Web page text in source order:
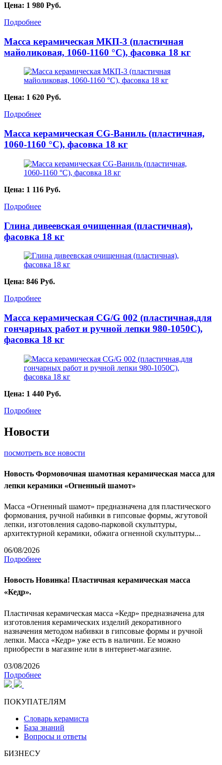
Цена: 1 980 Руб.
Подробнее
Масса керамическая МКП-3 (пластичная
майоликовая, 1060-1160 °С), фасовка 18 кг
Цена: 1 620 Руб.
Подробнее
Масса керамическая CG-Ваниль (пластичная,
1060-1160 °С), фасовка 18 кг
Цена: 1 116 Руб.
Подробнее
Глина дивеевская очищенная (пластичная),
фасовка 18 кг
Цена: 846 Руб.
Подробнее
Масса керамическая CG/G 002 (пластичная,для
гончарных работ и ручной лепки 980-1050С),
фасовка 18 кг
Цена: 1 440 Руб.
Подробнее
Новости
посмотреть все новости
Новость Формовочная шамотная керамическая масса для
лепки керамики «Огненный шамот»
Масса «Огненный шамот» предназначена для пластического
формования, ручной набивки в гипсовые формы, жгутовой
лепки, изготовления садово-парковой скульптуры,
архитектурной керамики, обжига огненной скульптуры...
06/08/2026
Подробнее
Новость Новинка! Пластичная керамическая масса
«Кедр».
Пластичная керамическая масса «Кедр» предназначена для
изготовления керамических изделий декоративного
назначения методом набивки в гипсовые формы и ручной
лепки. Масса «Кедр» уже есть в наличии. Ее можно
приобрести в магазине или в интернет-магазине.
03/08/2026
Подробнее
ПОКУПАТЕЛЯМ
Словарь керамиста
База знаний
Вопросы и ответы
БИЗНЕСУ